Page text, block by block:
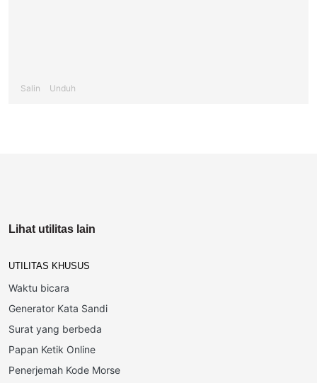
Salin Unduh
Lihat utilitas lain
UTILITAS KHUSUS
Waktu bicara
Generator Kata Sandi
Surat yang berbeda
Papan Ketik Online
Penerjemah Kode Morse